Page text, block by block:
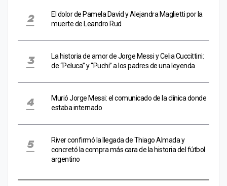
El dolor de Pamela David y Alejandra Maglietti por la
muerte de Leandro Rud
La historia de amor de Jorge Messi y Celia Cuccittini:
de “Peluca” y “Puchi” a los padres de una leyenda
Murió Jorge Messi: el comunicado de la clínica donde
estaba internado
River confirmó la llegada de Thiago Almada y
concretó la compra más cara de la historia del fútbol
argentino